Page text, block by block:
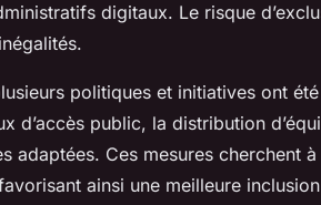
digitaux. Le risque
politiques et initiatives ont
d’accès public, la distribution
adaptées. Ces mesures cherchent à
ainsi une meilleure